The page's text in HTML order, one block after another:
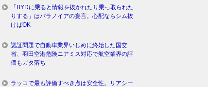
「BYDに乗ると情報を抜かれたり乗っ取られた
りする」はパラノイアの妄言。心配ならシム抜
けばOK
認証問題で自動車業界いじめに終始した国交
省、羽田空港危険ニアミス対応で航空業界の評
価もガタ落ち
ラッコで最も評価すべき点は安全性。リアシー